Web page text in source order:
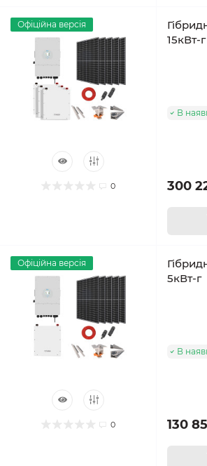
Офіційна версія
0
15кВт-г
В
300
Офіційна версія
0
5кВт-г
В
130